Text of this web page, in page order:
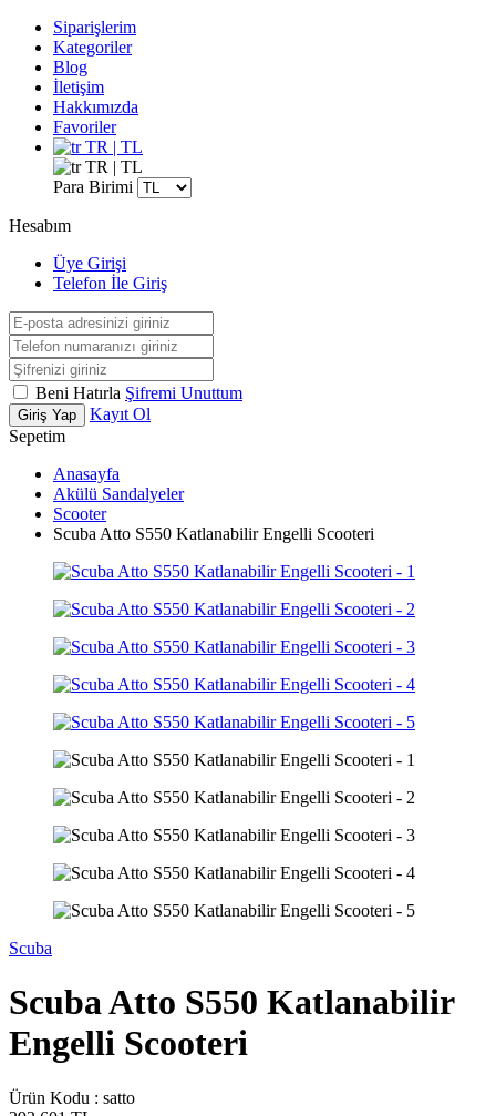
Siparişlerim
Kategoriler
Blog
İletişim
Hakkımızda
Favoriler
TR | TL
TR | TL
Para Birimi
Hesabım
Üye Girişi
Telefon İle Giriş
Beni Hatırla Şifremi Unuttum
Giriş Yap
Kayıt Ol
Sepetim
Anasayfa
Akülü Sandalyeler
Scooter
Scuba Atto S550 Katlanabilir Engelli Scooteri
Scuba
Scuba Atto S550 Katlanabilir
Engelli Scooteri
Ürün Kodu : satto